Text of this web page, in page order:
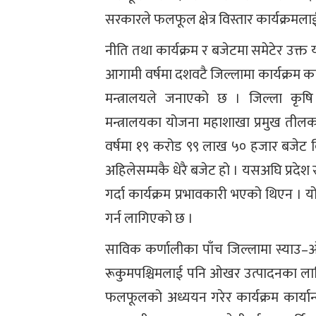
सरकारले फलफूल क्षेत्र विस्तार
नीति तथा कार्यक्रम र बजेटमा समेटेर उक्त
आगामी वर्षमा दशवटै जिल्लामा कार्यक्रम
मन्त्रालयले जनाएको छ । जिल्ला कृषि
मन्त्रालयका योजना महाशाखा प्रमुख
वर्षमा १९ करोड ९९ लाख ५० हजार बजेट
अहिलेसम्मकै धेरै बजेट हो । यसअघि प्रदेश
गर्दा कार्यक्रम प्रभावकारी भएको थिएन
गर्न लागिएको छ ।
साविक कर्णालीका पाँच जिल्लामा
रूकुमपश्चिमलाई पनि ओखर उत्पादनका
फलफूलको अध्ययन गरेर कार्यक्रम